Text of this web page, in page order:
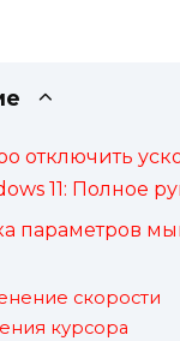
отключить
11: Полное
параметров
скорости
курсора